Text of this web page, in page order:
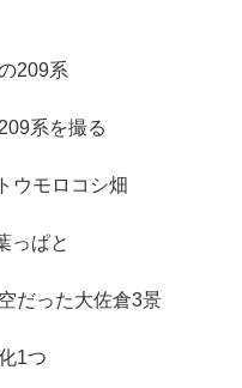
209系
系を撮る
ウモロコシ畑
っぱと
だった大佐倉3景
1つ